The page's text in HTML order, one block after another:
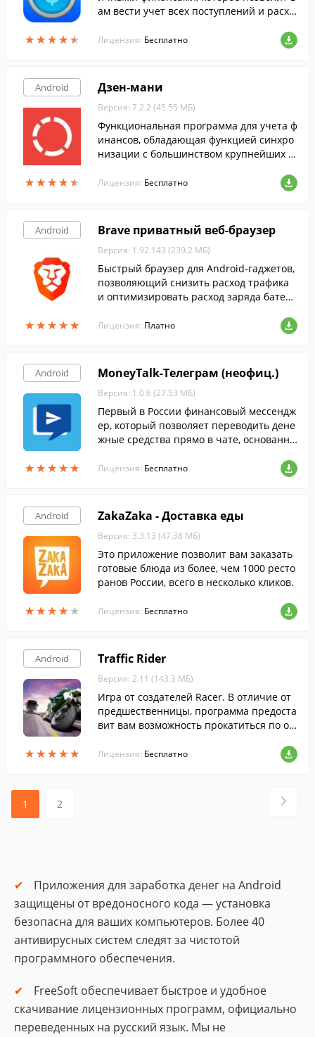
★★★★★
★★★★★
ам вести учет всех поступлений и расхо
Лицензия: Бесплатно
Android
★★★★★
★★★★★
Дзен-мани
Версия: 7.2.2 (45.55 МБ)
Функциональная программа для учета ф
инансов, обладающая функцией синхро
низации с большинством крупнейших б
хстана.
Лицензия: Бесплатно
Android
★★★★★
★★★★★
Brave приватный веб-браузер
Версия: 1.92.143 (239.2 МБ)
Быстрый браузер для Android-гаджетов,
позволяющий снизить расход трафика
и оптимизировать расход заряда батере
Лицензия: Платно
Android
★★★★★
★★★★★
MoneyTalk-Телеграм (неофиц.)
Версия: 1.0.6 (27.53 МБ)
Первый в России финансовый мессендж
ер, который позволяет переводить дене
жные средства прямо в чате, основанны
Лицензия: Бесплатно
Android
★★★★ ★
★★★★ ★
ZakaZaka - Доставка еды
Версия: 3.3.13 (47.38 МБ)
Это приложение позволит вам заказать
готовые блюда из более, чем 1000 ресто
ранов России, всего в несколько кликов.
Лицензия: Бесплатно
Android
★★★★★
★★★★★
Traffic Rider
Версия: 2.11 (143.3 МБ)
Игра от создателей Racer. В отличие от
предшественницы, программа предоста
вит вам возможность прокатиться по ож
м от первого лица.
Лицензия: Бесплатно
1 2
Приложения для заработка денег на Android
защищены от вредоносного кода — установка
безопасна для ваших компьютеров. Более 40
антивирусных систем следят за чистотой
программного обеспечения.
FreeSoft обеспечивает быстрое и удобное
скачивание лицензионных программ, официально
переведенных на русский язык. Мы не